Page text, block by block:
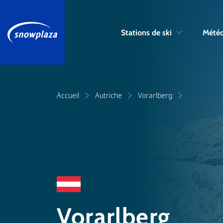
Stations de ski
Accueil Autriche Vorarlberg
Vorarlberg